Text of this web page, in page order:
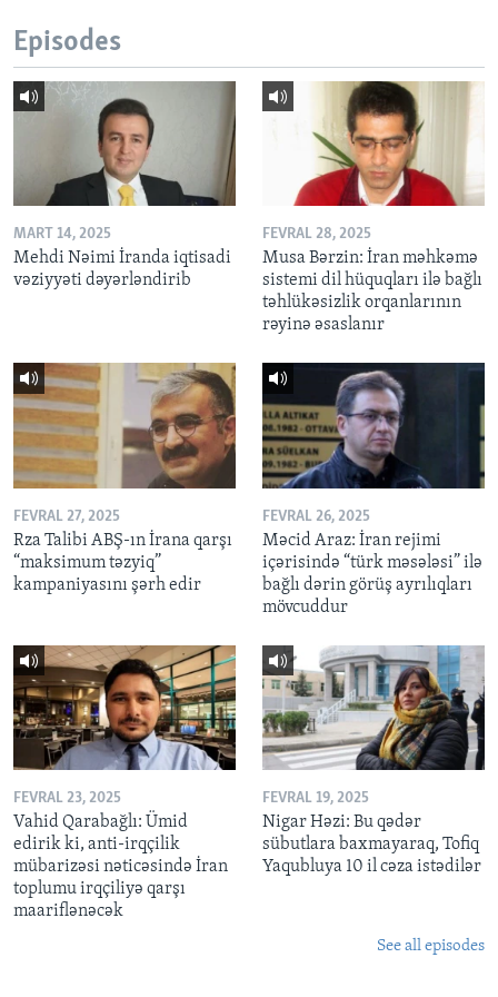
Episodes
MART 14, 2025
Mehdi Nəimi İranda iqtisadi
vəziyyəti dəyərləndirib
FEVRAL 28, 2025
Musa Bərzin: İran məhkəmə
sistemi dil hüquqları ilə bağlı
təhlükəsizlik orqanlarının
rəyinə əsaslanır
FEVRAL 27, 2025
Rza Talibi ABŞ-ın İrana qarşı
“maksimum təzyiq”
kampaniyasını şərh edir
FEVRAL 26, 2025
Məcid Araz: İran rejimi
içərisində “türk məsələsi” ilə
bağlı dərin görüş ayrılıqları
mövcuddur
FEVRAL 23, 2025
Vahid Qarabağlı: Ümid
edirik ki, anti-irqçilik
mübarizəsi nəticəsində İran
toplumu irqçiliyə qarşı
maariflənəcək
FEVRAL 19, 2025
Nigar Həzi: Bu qədər
sübutlara baxmayaraq, Tofiq
Yaqubluya 10 il cəza istədilər
See all episodes